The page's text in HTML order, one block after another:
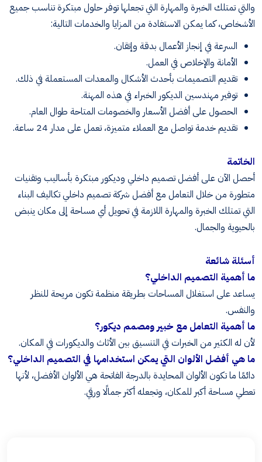
والتي تمتلك الخبرة والمهارة التي تجعلها توفر حلول مبتكرة تناسب جميع
الأشخاص، كما يمكن الاستفادة من المزايا والخدمات التالية:
السرعة في إنجاز الأعمال بدقة وإتقان.
الأمانة والإخلاص في العمل.
تقديم التصميمات بأحدث الأشكال والمعدات المستعملة في ذلك.
توفير مهندسين الديكور الخبراء في هذه المهنة.
الحصول على أفضل الأسعار والخصومات المتاحة طوال العام.
تقديم خدمة تواصل مع العملاء متميزة، تعمل على مدار 24 ساعة.
الخاتمة
أحصل الآن على أفضل تصميم داخلي وديكور مبتكرة بأساليب وتقنيات
متطورة من خلال التعامل مع أفضل شركة تصميم داخلي تكاليف البناء
التي تمتلك الخبرة والمهارة اللازمة في تحويل أي مساحة إلى مكان ينبض
بالحيوية والجمال.
أسئلة شائعة
ما أهمية التصميم الداخلي؟
يساعد على استغلال المساحات بطريقة منظمة تكون مريحة للنظر
والنفس.
ما أهمية التعامل مع خبير ومصمم ديكور؟
لأن له الكثير من الخبرات في التنسيق بين الأثاث والديكورات في المكان.
ما هي أفضل الألوان التي يمكن استخدامها في التصميم الداخلي؟
دائمًا ما تكون الألوان المحايدة بالدرجة الفاتحة هي الألوان الأفضل، لأنها
تعطي مساحة أكبر للمكان، وتجعله أكثر جمالًا ورقي.